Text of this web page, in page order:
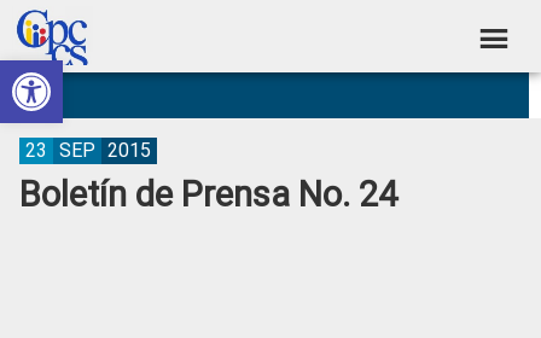
Abrir barra de herramientas
Skip
to
primary
navigation
Skip
to
main
content
Skip
to
primary
sidebar
Skip
to
footer
Consejo
de
Participación
Ciudadana
Construyendo
Poder
Ciudadano
Boletín de Prensa No. 24
23 SEP 2015